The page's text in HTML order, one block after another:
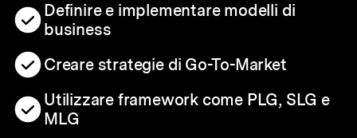
Definire e implementare modelli di
business
Creare strategie di Go-To-Market
Utilizzare framework come PLG, SLG e
MLG